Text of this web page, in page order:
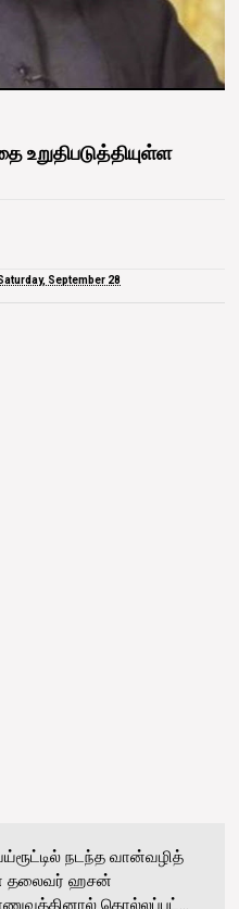
September 28
நடந்த வான்வழித்
தலைவர் ஹசன்
கொல்லப்பட்...